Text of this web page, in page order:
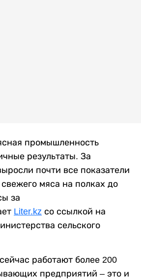
промышленность
результаты. За
почти все показатели
мяса на полках до
за
Liter.kz со ссылкой на
сельского
работают более 200
предприятий – это и